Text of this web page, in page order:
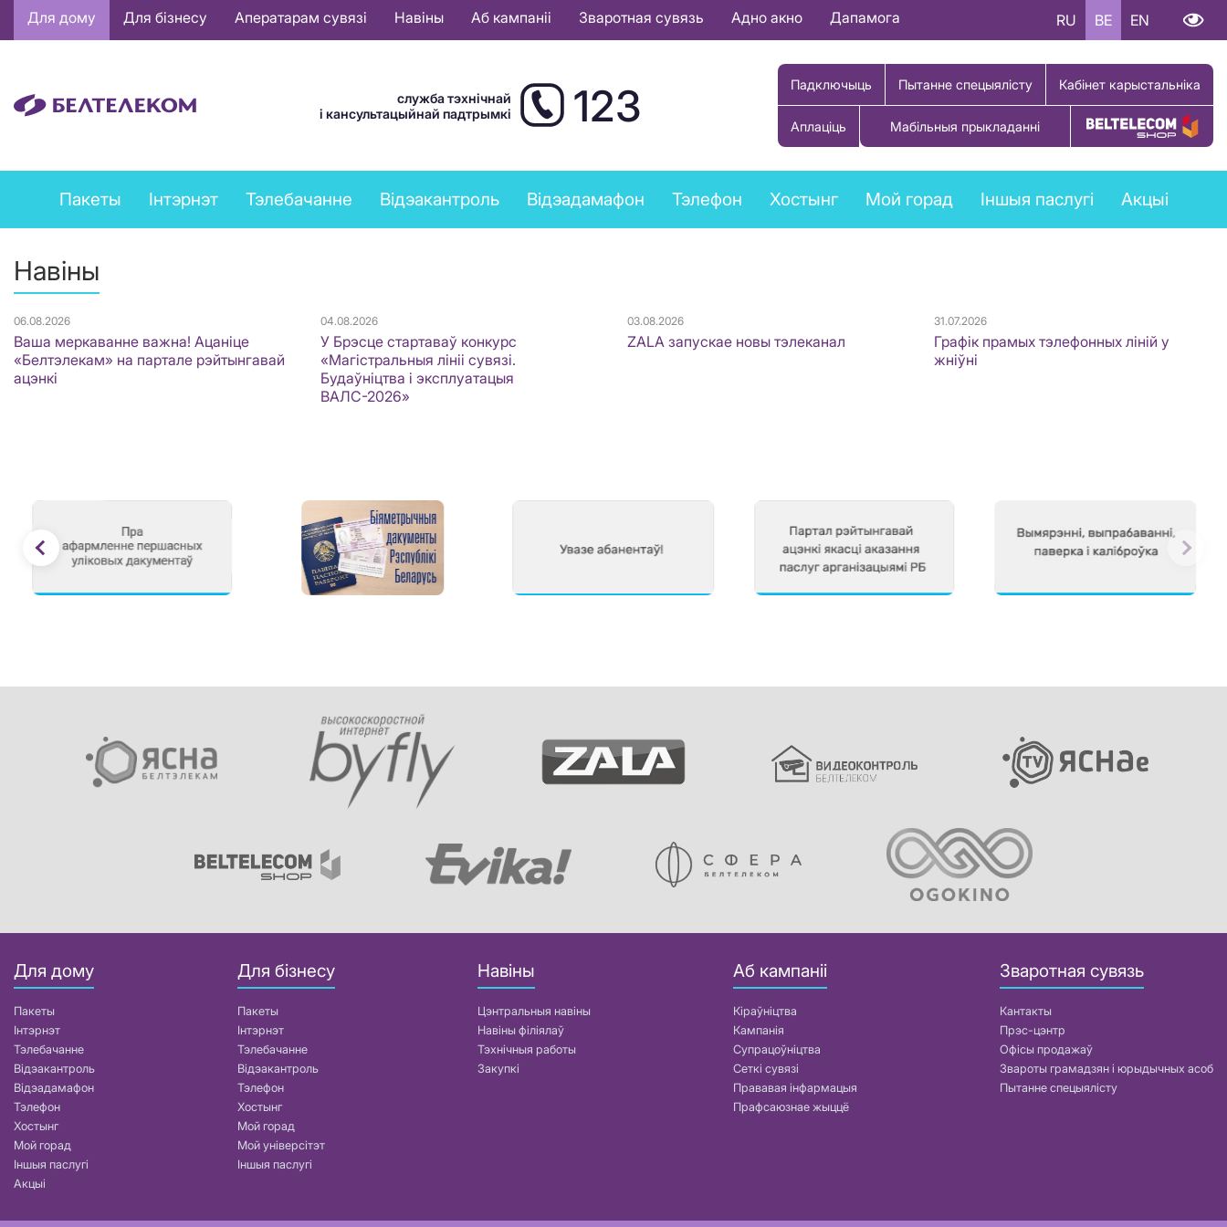
Основная
навигация
Для дому Для бізнесу Аператарам сувязі Навіны Аб кампаніі Зваротная сувязь Адно акно Дапамога RU BE EN
служба тэхнічнай
і кансультацыйнай падтрымкі
123 Падключыць Пытанне спецыялісту Кабінет карыстальніка
Аплаціць Мабільныя прыкладанні Купіць тавар
Private
services
Пакеты Інтэрнэт Тэлебачанне Відэакантроль Відэадамафон Тэлефон Хостынг Мой горад Іншыя паслугі Акцыі
Навіны
06.08.2026
Ваша меркаванне важна! Ацаніце
«Белтэлекам» на партале рэйтынгавай
ацэнкі
04.08.2026
У Брэсце стартаваў конкурс
«Магістральныя лініі сувязі.
Будаўніцтва і эксплуатацыя
ВАЛС-2026»
03.08.2026
ZALA запускае новы тэлеканал
31.07.2026
Графік прамых тэлефонных ліній у
жніўні
Для дому
Пакеты
Інтэрнэт
Тэлебачанне
Відэакантроль
Відэадамафон
Тэлефон
Хостынг
Мой горад
Іншыя паслугі
Акцыі
Для бізнесу
Пакеты
Інтэрнэт
Тэлебачанне
Відэакантроль
Тэлефон
Хостынг
Мой горад
Мой універсітэт
Іншыя паслугі
Навіны
Цэнтральныя навіны
Навіны філіялаў
Тэхнічныя работы
Закупкі
Аб кампаніі
Кіраўніцтва
Кампанія
Супрацоўніцтва
Сеткі сувязі
Прававая інфармацыя
Прафсаюзнае жыццё
Зваротная сувязь
Кантакты
Прэс-цэнтр
Офісы продажаў
Звароты грамадзян і юрыдычных асоб
Пытанне спецыялісту